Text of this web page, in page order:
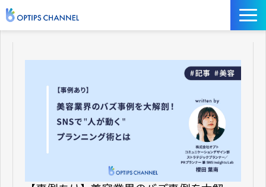
お役立ち資料
サービス／ツール